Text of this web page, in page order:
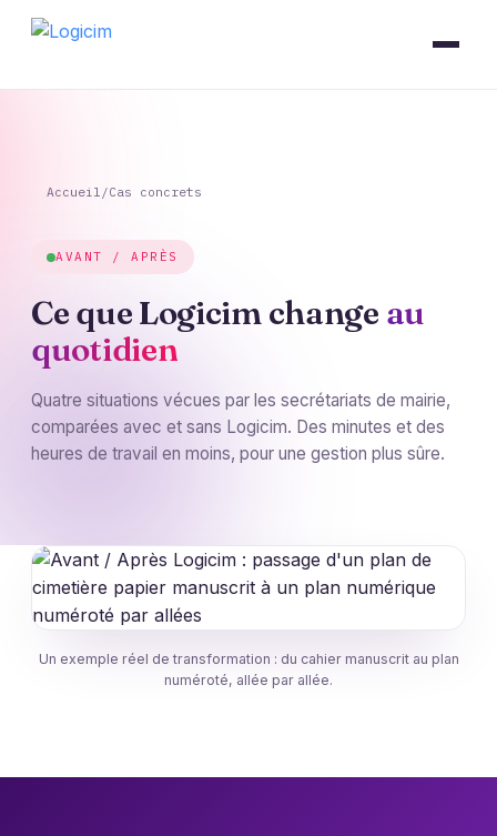
Accueil /Cas concrets
AVANT / APRÈS
Ce que Logicim change au
quotidien
Quatre situations vécues par les secrétariats de mairie,
comparées avec et sans Logicim. Des minutes et des
heures de travail en moins, pour une gestion plus sûre.
Un exemple réel de transformation : du cahier manuscrit au plan
numéroté, allée par allée.